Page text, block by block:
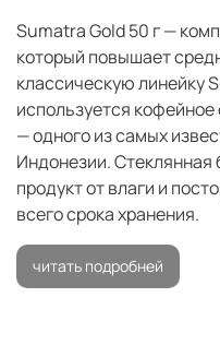
Sumatra Gold 50 г —
который повышает
классическую линейку
используется
— одного из самых
Индонезии.
продукт от влаги и
всего срока хранения.
читать подробней